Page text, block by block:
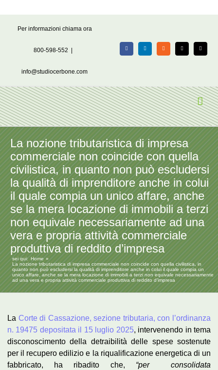
Per informazioni chiama ora
800-598-552
info@studiocerbone.com
FacebookLinkedIn Rss X Email
La nozione tributaristica di impresa
commerciale non coincide con quella
civilistica, in quanto non può escludersi
la qualità di imprenditore anche in colui
il quale compia un unico affare, anche
se la mera locazione di immobili a terzi
non equivale necessariamente ad una
vera e propria attività commerciale
produttiva di reddito d’impresa
sei qui:
Home
La nozione tributaristica di impresa commerciale non coincide con quella civilistica, in
quanto non può escludersi la qualità di imprenditore anche in colui il quale compia un
unico affare, anche se la mera locazione di immobili a terzi non equivale necessariamente
ad una vera e propria attività commerciale produttiva di reddito d’impresa
La Corte di Cassazione, sezione tributaria, con l’ordinanza
n. 19475 depositata il 15 luglio 2025, intervenendo in tema
disconoscimento della detraibilità delle spese sostenute
per il recupero edilizio e la riqualificazione energetica di un
fabbricato, ha ribadito che, “per consolidata